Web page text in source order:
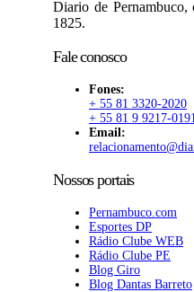
Diario de Pernambuco,
1825.
Fale conosco
Fones:
+ 55 81 3320-2020
+ 55 81 9 9217-
Email:
Nossos portais
Pernambuco.com
Esportes DP
Rádio Clube WEB
Rádio Clube PE
Blog Giro
Blog Dantas Barreto